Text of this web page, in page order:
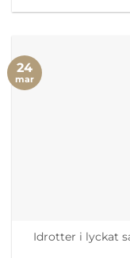
Idrotter i lyckat
24
mar